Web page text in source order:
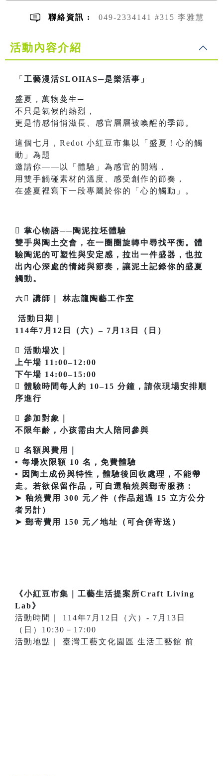
聯絡資訊 : 049-2334141 #315 李雅慧
活動內容介紹
「 工藝漫活SLOHAS─是樂活事」
盛夏，萬物蔓生─
不只是氣候的熱烈，
更是情感悄悄滋長、感官層層被喚醒的季節。
這個七月，Redot 小紅豆市集以「盛夏！心的觸
動」為題
邀請你——以「體驗」為感官的開端，
用雙手觸碰素材的溫度、感受創作的節奏，
在盛夏裡寫下一段專屬於你的「心的觸動」。
 掌心物語──陶泥拉坯體驗
雙手與陶土交會，在一圈圈旋轉中尋找平衡。體
驗陶泥的可塑性與安定感，拉出一件盛器，也拉
出內心深處的情緒與節奏，讓泥土記錄你的盛夏
觸動。
六‍ 講師｜ 林志龍陶藝工作室
活動日期｜
114年7月12日（六）– 7月13日（日）
 活動場次｜
上午場 11:00–12:00
下午場 14:00–15:00
 體驗時間每人約 10–15 分鐘，請依現場安排順
序進行
 參加對象｜
不限年齡，小孩需由大人陪同參與
 名額與費用｜
▪ 每場次限額 10 名，免費體驗
▪ 因陶土成份與特性，體驗後回收處理，不能帶
走。若欲保留作品，可自選釉燒與郵寄服務：
➤ 釉燒費用 300 元／件（作品超過 15 立方公分
者另計）
➤ 郵寄費用 150 元／地址（可合併寄送）
《小紅豆市集｜工藝生活提案所Craft Living
Lab》
活動時間｜ 114年7月12日（六）- 7月13日
（日）10:30－17:00
活動地點｜ 臺灣工藝文化園區 生活工藝館 前